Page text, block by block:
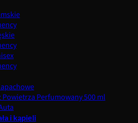
Powietrza Perfumowany 500 ml
i kąpieli